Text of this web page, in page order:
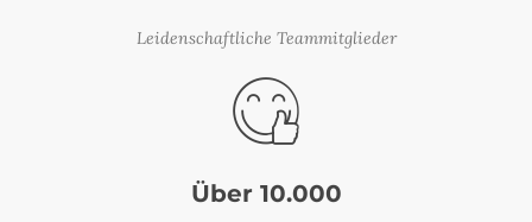
Leidenschaftliche Teammitglieder
Über 10.000